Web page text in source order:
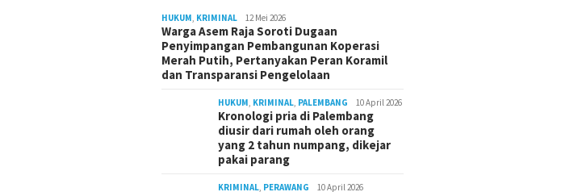
HUKUM KRIMINAL 12 Mei 2026
Warga Asem Raja Soroti Dugaan
Penyimpangan Pembangunan Koperasi
Merah Putih, Pertanyakan Peran Koramil
dan Transparansi Pengelolaan
HUKUM KRIMINAL PALEMBANG 10 April 2026
Kronologi pria di Palembang
diusir dari rumah oleh orang
yang 2 tahun numpang, dikejar
pakai parang
KRIMINAL PERAWANG 10 April 2026